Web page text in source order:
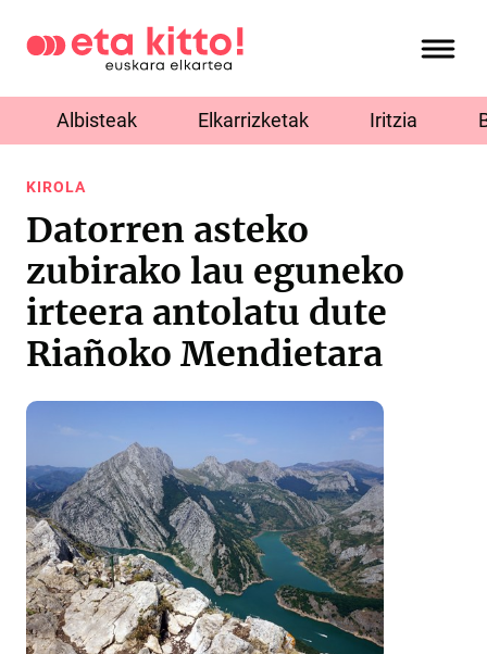
Albisteak Elkarrizketak Iritzia
KIROLA
Datorren asteko
zubirako lau eguneko
irteera antolatu dute
Riañoko Mendietara